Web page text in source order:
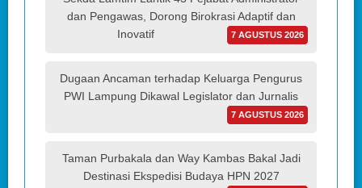
dan Pengawas, Dorong Birokrasi Adaptif dan
Inovatif
7 AGUSTUS 2026
Dugaan Ancaman terhadap Keluarga Pengurus
PWI Lampung Dikawal Legislator dan Jurnalis
7 AGUSTUS 2026
Taman Purbakala dan Way Kambas Bakal Jadi
Destinasi Ekspedisi Budaya HPN 2027